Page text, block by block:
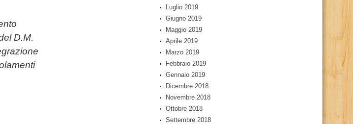
D.M.
ione
Luglio 2019
Giugno 2019
Maggio 2019
Aprile 2019
Marzo 2019
Febbraio 2019
Gennaio 2019
Dicembre 2018
Novembre 2018
Ottobre 2018
Settembre 2018